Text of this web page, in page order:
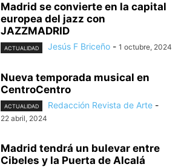
Madrid se convierte en la capital
europea del jazz con
JAZZMADRID
ACTUALIDAD Jesús F Briceño - 1 octubre, 2024
Nueva temporada musical en
CentroCentro
ACTUALIDAD Redacción Revista de Arte -
22 abril, 2024
Madrid tendrá un bulevar entre
Cibeles y la Puerta de Alcalá